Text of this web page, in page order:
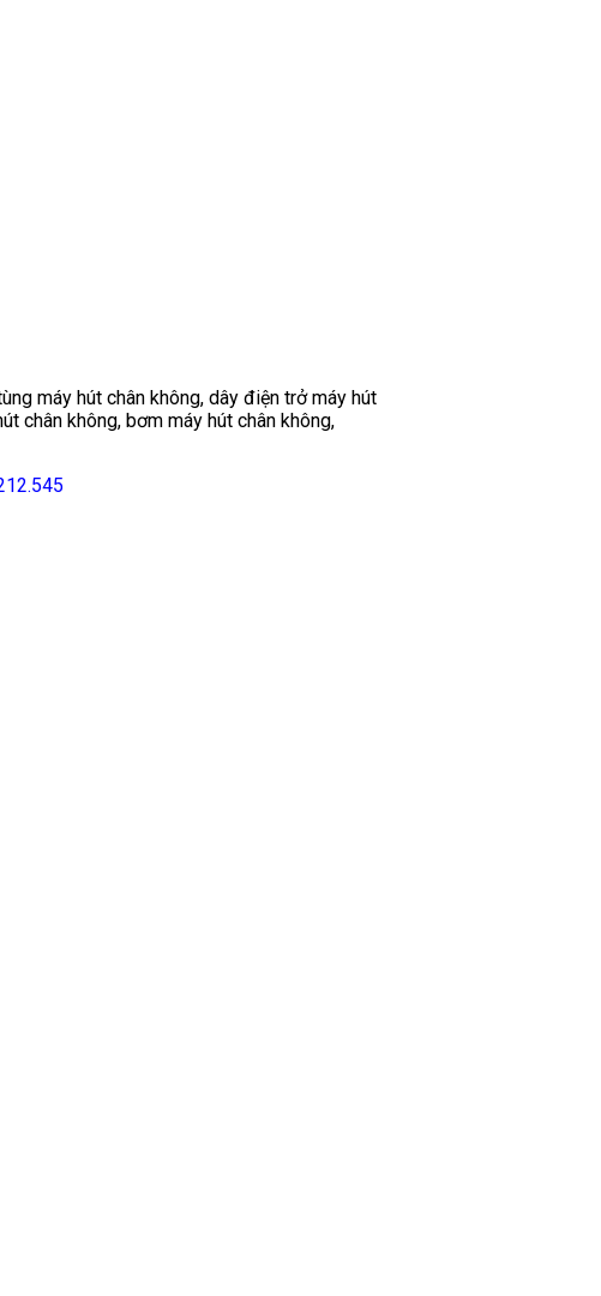
máy hút chân không, dây điện trở máy hút
chân không, bơm máy hút chân không,